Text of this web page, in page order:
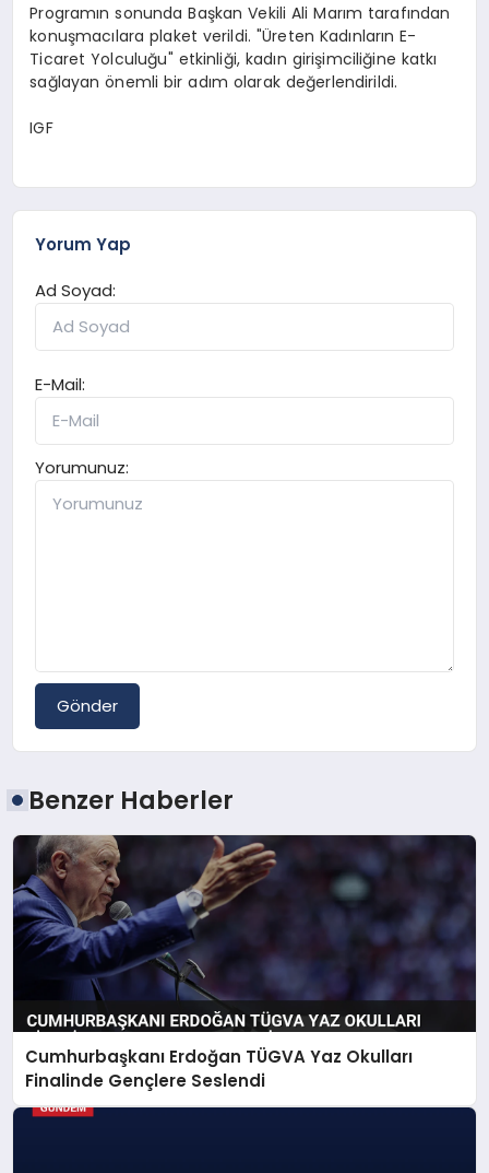
Programın sonunda Başkan Vekili Ali Marım tarafından
konuşmacılara plaket verildi. "Üreten Kadınların E-
Ticaret Yolculuğu" etkinliği, kadın girişimciliğine katkı
sağlayan önemli bir adım olarak değerlendirildi.
IGF
Yorum Yap
Ad Soyad:
E-Mail:
Yorumunuz:
Gönder
Benzer Haberler
Cumhurbaşkanı Erdoğan TÜGVA Yaz Okulları
Finalinde Gençlere Seslendi